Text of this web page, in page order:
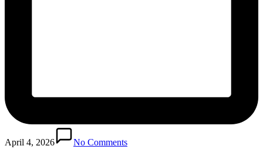
April 4, 2026
No Comments